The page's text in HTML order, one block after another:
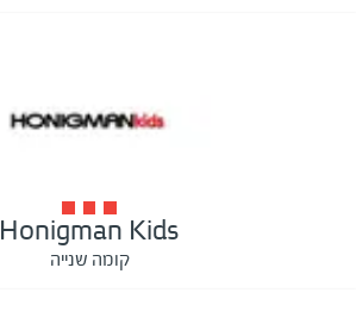
Honigman Kids
קומה שנייה